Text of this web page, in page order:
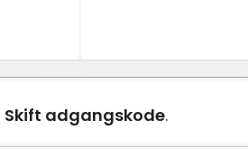
Skift adgangskode.